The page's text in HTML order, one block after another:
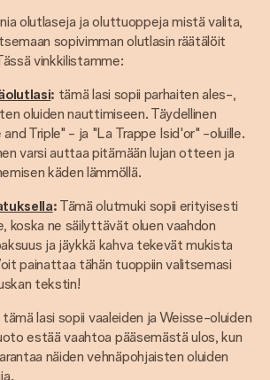
olutlaseja ja oluttuoppeja mistä valita,
sopivimman olutlasin räätälöit
vinkkilistamme:
: tämä lasi sopii parhaiten ales-,
oluiden nauttimiseen. Täydellinen
Triple" - ja "La Trappe Isid'or" -oluille.
varsi auttaa pitämään lujan otteen ja
käden lämmöllä.
: Tämä olutmuki sopii erityisesti
koska ne säilyttävät oluen vaahdon
ja jäykkä kahva tekevät mukista
painattaa tähän tuoppiin valitsemasi
tekstin!
tämä lasi sopii vaaleiden ja Weisse-oluiden
estää vaahtoa pääsemästä ulos, kun
näiden vehnäpohjaisten oluiden